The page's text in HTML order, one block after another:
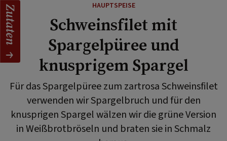
HAUPTSPEISE
Schweinsfilet mit
Spargelpüree und
knusprigem Spargel
Für das Spargelpüree zum zartrosa Schweinsfilet
verwenden wir Spargelbruch und für den
knusprigen Spargel wälzen wir die grüne Version
in Weißbrotbröseln und braten sie in Schmalz
Zutaten